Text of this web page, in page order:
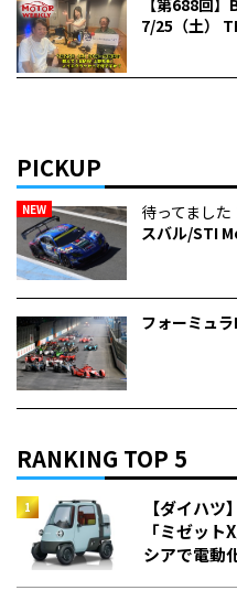
【第688回
7/25（土）
PICKUP
NEW
待ってました
スバル/STI
フォーミュ
RANKING TOP 5
【ダイハ
「ミゼッ
シアで電動